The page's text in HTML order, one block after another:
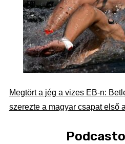
Megtört a jég a vizes EB-n:
szerezte a magyar csapat első